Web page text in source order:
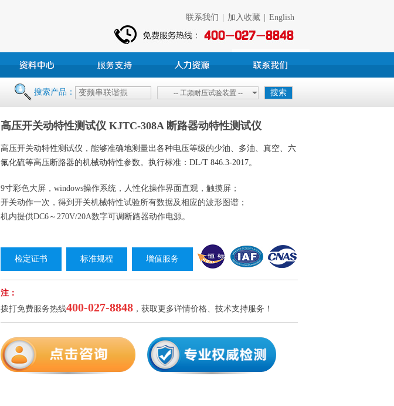
联系我们 加入收藏 English
搜索产品： -- 工频耐压试验装置 --
高压开关动特性测试仪 KJTC-308A 断路器动特性测试仪
高压开关动特性测试仪，能够准确地测量出各种电压等级的少油、多油、真空、六
氟化硫等高压断路器的机械动特性参数。执行标准：DL/T 846.3-2017。
9寸彩色大屏，windows操作系统，人性化操作界面直观，触摸屏；
开关动作一次，得到开关机械特性试验所有数据及相应的波形图谱；
机内提供DC6～270V/20A数字可调断路器动作电源。
检定证书 标准规程 增值服务
注：
拨打免费服务热线400-027-8848 ，获取更多详情价格、技术支持服务！